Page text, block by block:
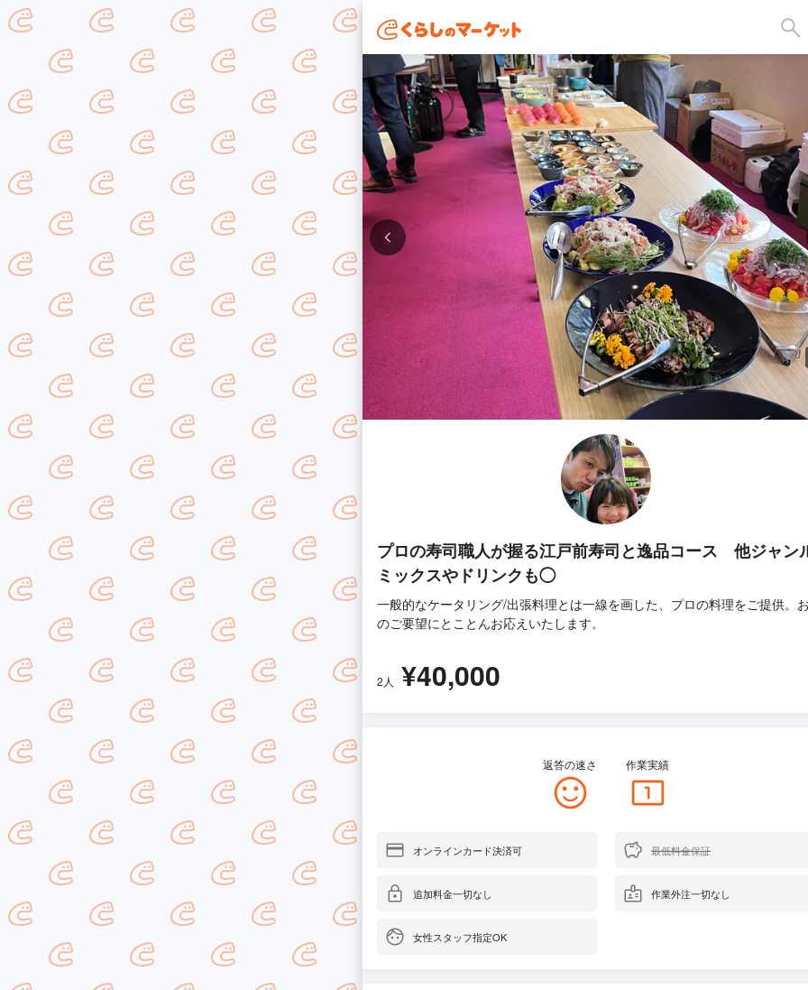
プロの寿司職人が握る江戸前寿司と逸品コース 他ジャン
ミックスやドリンクも◯
一般的なケータリング/出張料理とは一線を画した、プロの料理をご提供。
のご要望にとことんお応えいたします。
2人 ¥40,000
返答の速さ 作業実績
オンラインカード決済可 最低料金保証
追加料金一切なし 作業外注一切なし
女性スタッフ指定OK